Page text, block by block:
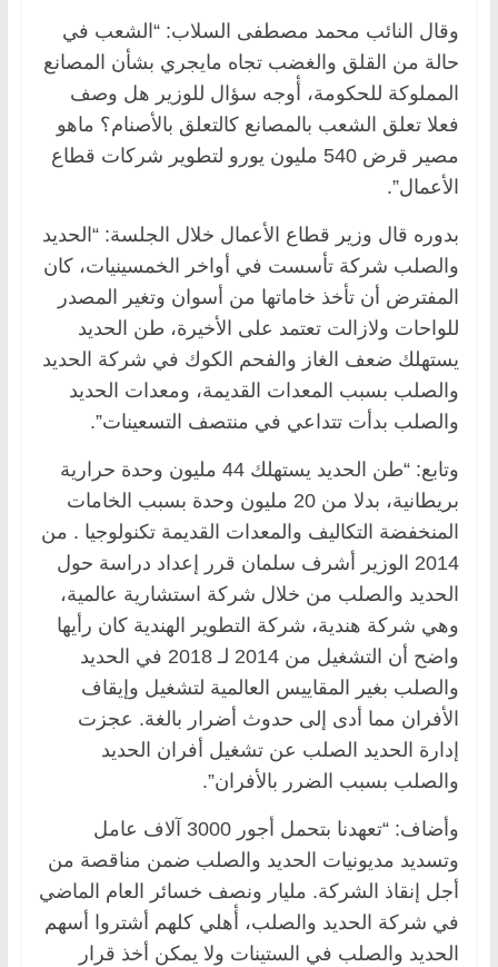
وقال النائب محمد مصطفى السلاب: “الشعب في
حالة من القلق والغضب تجاه مايجري بشأن المصانع
المملوكة للحكومة، أٔوجه سؤال للوزير هل وصف
فعلا تعلق الشعب بالمصانع كالتعلق بالأصنام؟ ماهو
مصير قرض 540 مليون يورو لتطوير شركات قطاع
الأعمال”.
بدوره قال وزير قطاع الأعمال خلال الجلسة: “الحديد
والصلب شركة تأسست في أواخر الخمسينيات، كان
المفترض أن تأخذ خاماتها من أسوان وتغير المصدر
للواحات ولازالت تعتمد على الأخيرة، طن الحديد
يستهلك ضعف الغاز والفحم الكوك في شركة الحديد
والصلب بسبب المعدات القديمة، ومعدات الحديد
والصلب بدأت تتداعي في منتصف التسعينات”.
وتابع: “طن الحديد يستهلك 44 مليون وحدة حرارية
بريطانية، بدلا من 20 مليون وحدة بسبب الخامات
المنخفضة التكاليف والمعدات القديمة تكنولوجيا . من
2014 الوزير أشرف سلمان قرر إعداد دراسة حول
الحديد والصلب من خلال شركة استشارية عالمية،
وهي شركة هندية، شركة التطوير الهندية كان رأيها
واضح أن التشغيل من 2014 لـ 2018 في الحديد
والصلب بغير المقاييس العالمية لتشغيل وإيقاف
الأفران مما أدى إلى حدوث أضرار بالغة. عجزت
إدارة الحديد الصلب عن تشغيل أفران الحديد
والصلب بسبب الضرر بالأفران”.
وأضاف: “تعهدنا بتحمل أجور 3000 آلاف عامل
وتسديد مديونيات الحديد والصلب ضمن مناقصة من
أجل إنقاذ الشركة. مليار ونصف خسائر العام الماضي
في شركة الحديد والصلب، أٔهلي كلهم أشتروا أسهم
الحديد والصلب في الستينات ولا يمكن أخذ قرار